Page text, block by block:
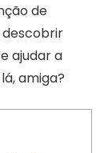
de
ajudar a
amiga?